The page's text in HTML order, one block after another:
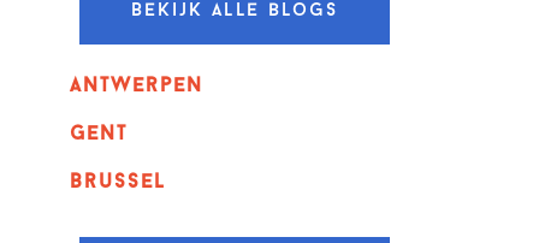
Bekijk alle blogs
Antwerpen
GENT
Brussel